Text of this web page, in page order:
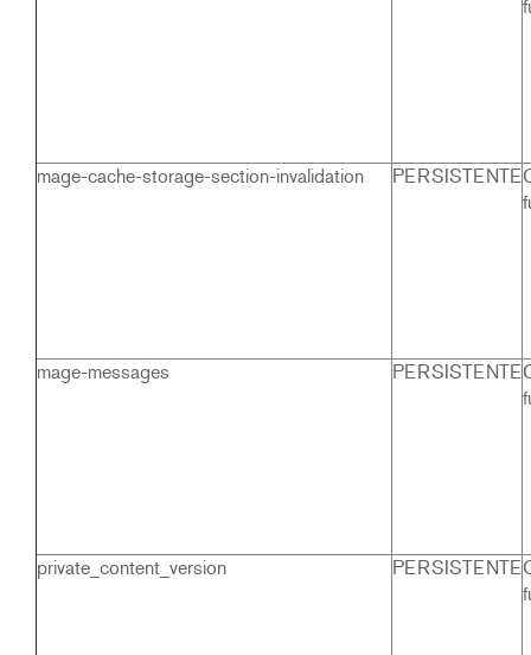
mage-cache-storage-section-invalidation PERSISTENTE
mage-messages PERSISTENTE
private_content_version PERSISTENTE